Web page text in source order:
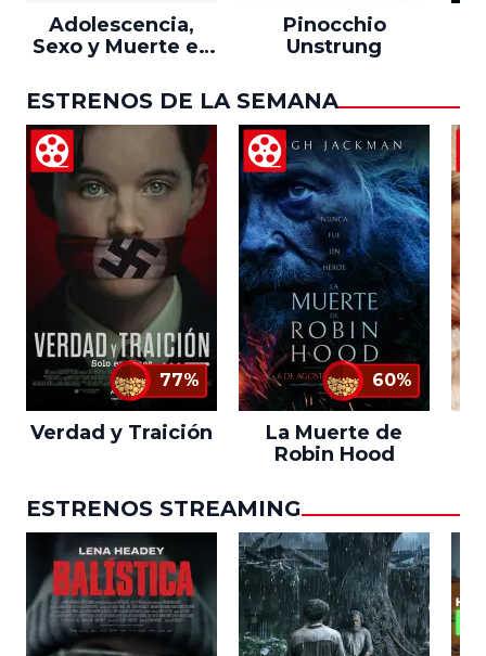
Adolescencia,
Sexo y Muerte en
Miasma
Pinocchio
Unstrung
ESTRENOS DE LA SEMANA
77%
Verdad y Traición
60%
La Muerte de
Robin Hood
ESTRENOS STREAMING